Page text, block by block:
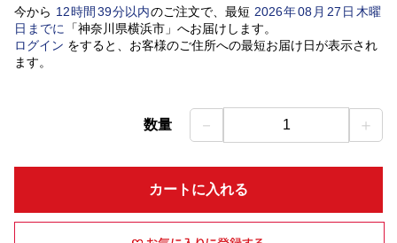
今から 12時間 39分以内のご注文で、最短 2026年08 月 27 日木曜
日 までに 「神奈川県横浜市」 へお届けします。
ログイン をすると、お客様のご住所への最短お届け日が表示され
ます。
数量 － 1 ＋
カートに入れる